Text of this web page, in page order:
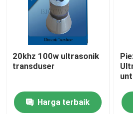
Impedansi Ultrasonik
Ultrasonic Atomizing
Ultrasonic Tubular Transducer
20khz 100w ultrasonik
transduser
Harga terbaik